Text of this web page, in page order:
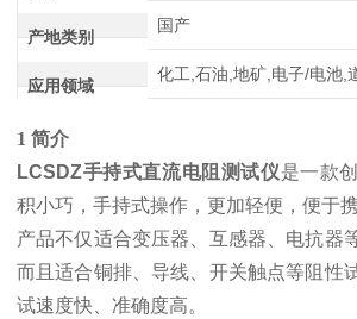
产地类别
国产
应用领域
化工,石油,地矿,电子/电池,
1 简介
LCSDZ手持式直流电阻测试仪是一款
积小巧，手持式操作，更加轻便，便于携
产品不仅适合变压器、互感器、电抗器
而且适合铜排、导线、开关触点等阻性
试速度快、准确度高。